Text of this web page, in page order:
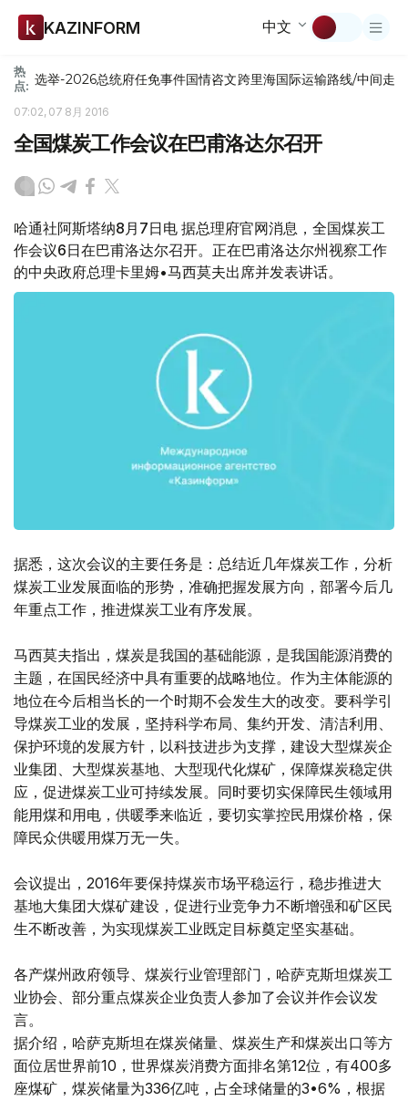
KAZINFORM 中文
热
点: 选举-2026总统府任免事件国情咨文跨里海国际运输路线/中间走廊
07:02, 07 8月 2016
全国煤炭工作会议在巴甫洛达尔召开
哈通社阿斯塔纳8月7日电 据总理府官网消息，全国煤炭工
作会议6日在巴甫洛达尔召开。正在巴甫洛达尔州视察工作
的中央政府总理卡里姆•马西莫夫出席并发表讲话。
据悉，这次会议的主要任务是：总结近几年煤炭工作，分析
煤炭工业发展面临的形势，准确把握发展方向，部署今后几
年重点工作，推进煤炭工业有序发展。
马西莫夫指出，煤炭是我国的基础能源，是我国能源消费的
主题，在国民经济中具有重要的战略地位。作为主体能源的
地位在今后相当长的一个时期不会发生大的改变。要科学引
导煤炭工业的发展，坚持科学布局、集约开发、清洁利用、
保护环境的发展方针，以科技进步为支撑，建设大型煤炭企
业集团、大型煤炭基地、大型现代化煤矿，保障煤炭稳定供
应，促进煤炭工业可持续发展。同时要切实保障民生领域用
能用煤和用电，供暖季来临近，要切实掌控民用煤价格，保
障民众供暖用煤万无一失。
会议提出，2016年要保持煤炭市场平稳运行，稳步推进大
基地大集团大煤矿建设，促进行业竞争力不断增强和矿区民
生不断改善，为实现煤炭工业既定目标奠定坚实基础。
各产煤州政府领导、煤炭行业管理部门，哈萨克斯坦煤炭工
业协会、部分重点煤炭企业负责人参加了会议并作会议发
言。
据介绍，哈萨克斯坦在煤炭储量、煤炭生产和煤炭出口等方
面位居世界前10，世界煤炭消费方面排名第12位，有400多
座煤矿，煤炭储量为336亿吨，占全球储量的3•6%，根据